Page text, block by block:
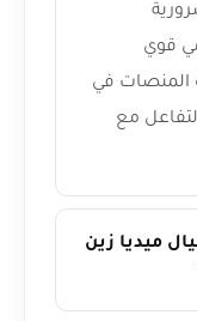
قوي
المنصات في
مع
ميديا زين